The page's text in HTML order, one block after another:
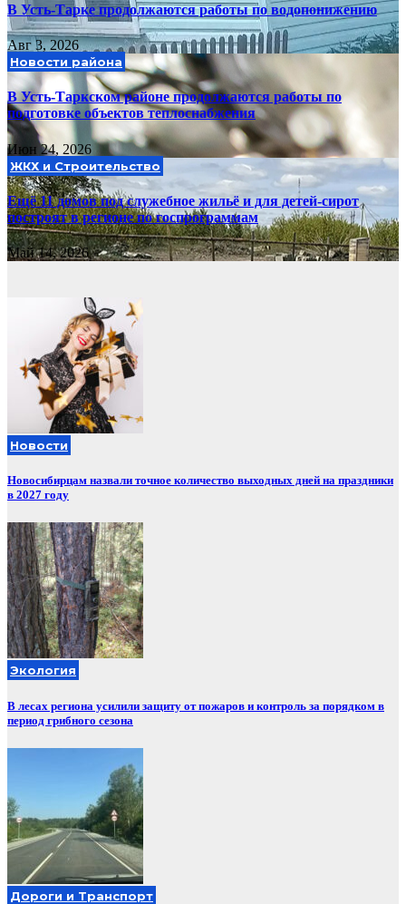
В Усть-Тарке продолжаются работы по водопонижению
Авг 3, 2026
Новости района
В Усть-Таркском районе продолжаются работы по
подготовке объектов теплоснабжения
Июн 24, 2026
ЖКХ и Строительство
Ещё 11 домов под служебное жильё и для детей-сирот
построят в регионе по госпрограммам
Май 14, 2026
Новости
Новосибирцам назвали точное количество выходных дней на праздники
в 2027 году
Экология
В лесах региона усилили защиту от пожаров и контроль за порядком в
период грибного сезона
Дороги и Транспорт